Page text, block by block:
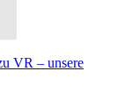
VR – unsere